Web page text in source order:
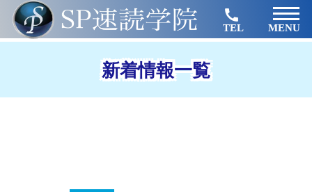
TEL MENU
新着情報一覧